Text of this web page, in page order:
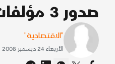
صدور 3 مؤلفات جديدة لخالد المالك
"الاقتصادية"
الأربعاء 24 ديسمبر 2008 2:41